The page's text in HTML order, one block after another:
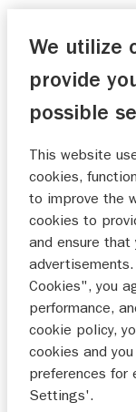
voor de
Suzuki
prestaties
modeljaar
van 9.499
verder
updates.
Leverbaar
10 jaar
Drie
We utilize
provide
possible
This website
cookies,
to improve the
cookies to
and ensure that
Cookies", you
performance,
cookie policy,
cookies and
preferences for
Settings'.